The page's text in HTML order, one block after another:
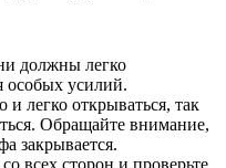
должны легко
особых усилий.
легко открываться, так
Обращайте внимание,
закрывается.
всех сторон и проверьте